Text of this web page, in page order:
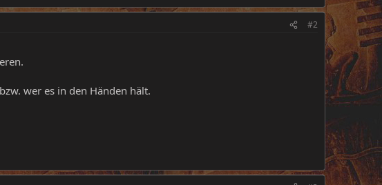
#2
wer es in den Händen hält.